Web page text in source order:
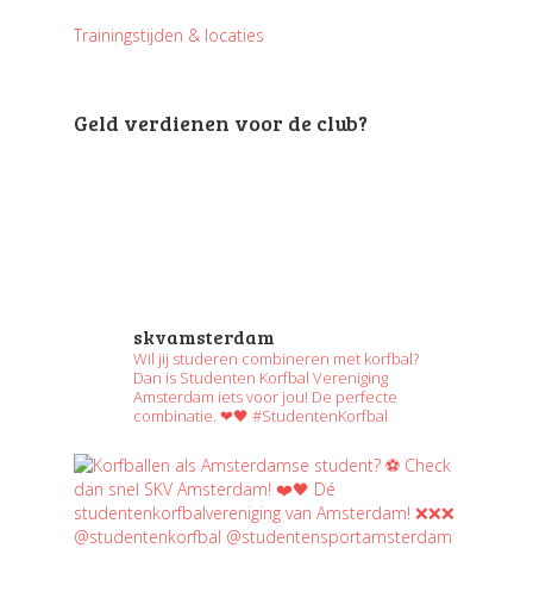
Trainingstijden & locaties
Geld verdienen voor de club?
skvamsterdam
Wil jij studeren combineren met korfbal?
Dan is Studenten Korfbal Vereniging
Amsterdam iets voor jou! De perfecte
combinatie. ❤🖤 #StudentenKorfbal